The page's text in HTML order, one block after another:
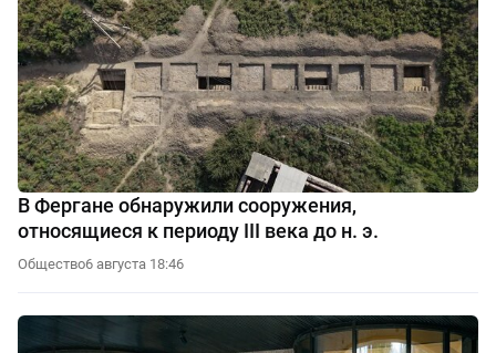
В Фергане обнаружили сооружения,
относящиеся к периоду III века до н. э.
Общество6 августа 18:46